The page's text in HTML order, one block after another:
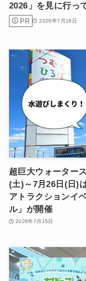
2026」を見に行っ
PR 2026年7月18日
超巨大ウォーター
(土)～7月26日(日)
アトラクションイ
ル」が開催
2026年7月15日